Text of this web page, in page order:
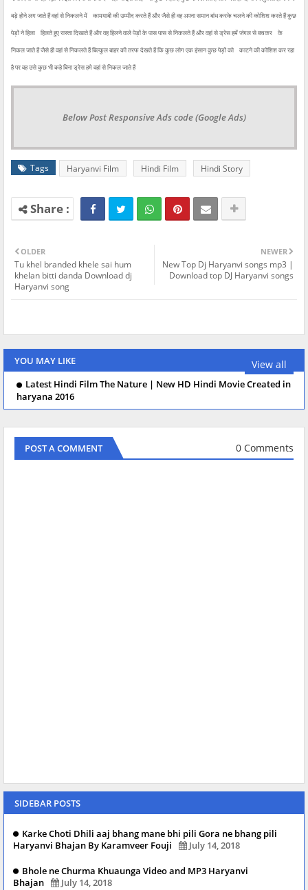
बड़े होने लग जाते हैं वहां से निकलने में
कामयाबी की उम्मीद करते हैं और जैसे ही वह अपना समान बांध करके चलने की कोशिश करते हैं कुछ
पेड़ों ने हिला
हिलते हुए रास्ता दिखाते हैं और वह हिलने वाले पेड़ों के पास पास से निकलते हैं और वहां से ड्रेस हमें जंगल से बचकर
के
निकल जाते हैं जैसे ही वहां से निकलते हैं बिल्कुल बाहर की तरफ देखते हैं कि कुछ लोग एक इंसान कुछ पेड़ों को
काटने की कोशिश कर रहा
है पर वह उसे कुछ भी कहे बिना ड्रेस हमे वहां से निकल जाते हैं
Below Post Responsive Ads code (Google Ads)
Tags Haryanvi Film Hindi Film Hindi Story
NEWER
New Top Dj Haryanvi songs mp3 |
Download top DJ Haryanvi songs
OLDER
Tu khel branded khele sai hum
khelan bitti danda Download dj
Haryanvi song
YOU MAY LIKE View all
Latest Hindi Film The Nature | New HD Hindi Movie Created in
haryana 2016
POST A COMMENT 0 Comments
SIDEBAR POSTS
Karke Choti Dhili aaj bhang mane bhi pili Gora ne bhang pili
Haryanvi Bhajan By Karamveer Fouji
July 14, 2018
Bhole ne Churma Khuaunga Video and MP3 Haryanvi
Bhajan
July 14, 2018